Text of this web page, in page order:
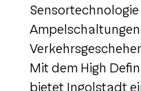
Mit dem High
bietet Ingolstadt